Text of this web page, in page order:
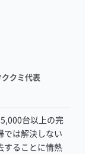
クミ代表
台以上の完
では解決しない
することに情熱